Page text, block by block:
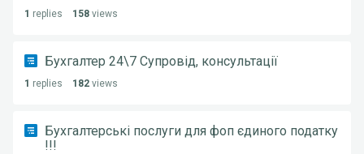
1 replies 158 views
Бухгалтер 24\7 Супровід, консультації
1 replies 182 views
Бухгалтерські послуги для фоп єдиного податку
!!!